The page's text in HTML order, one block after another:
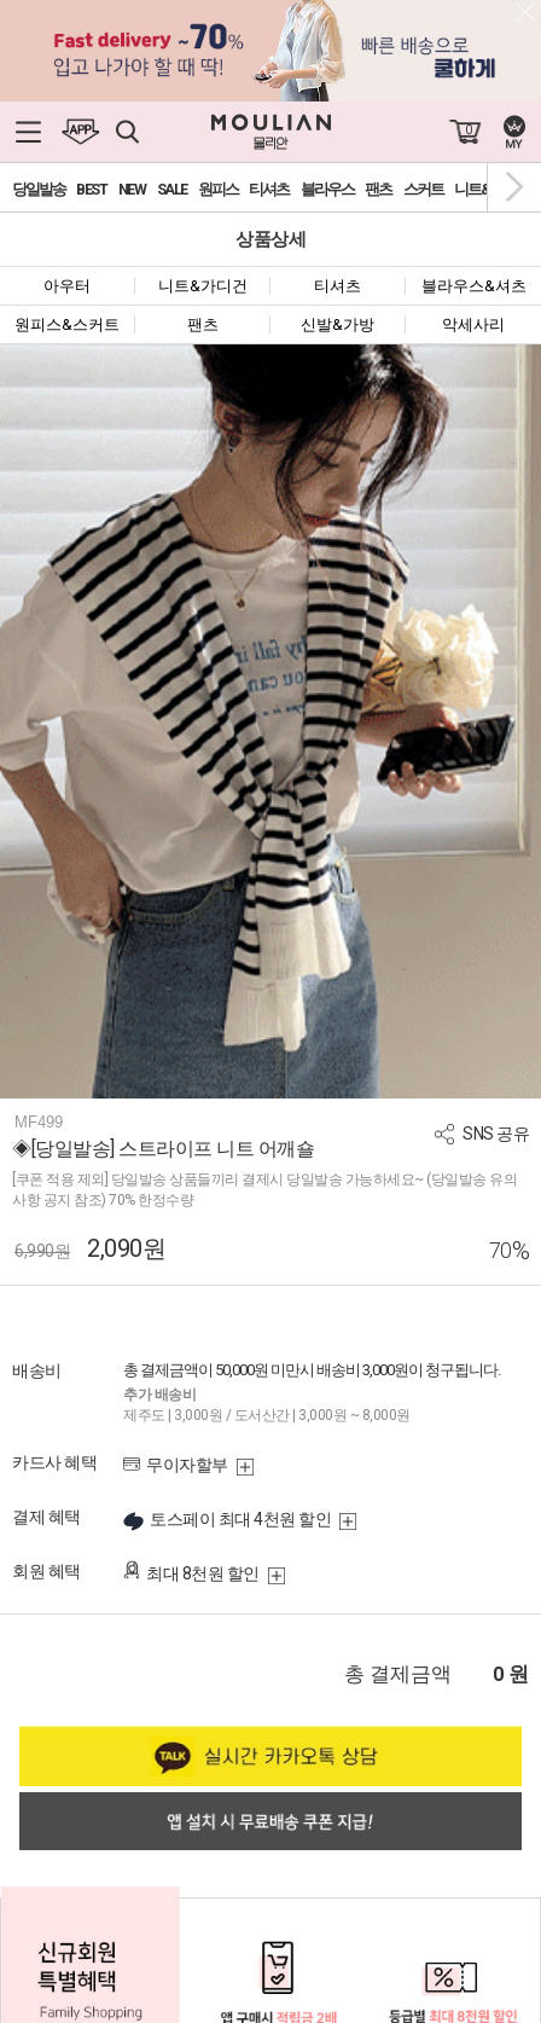
0
당일발송 BEST NEW SALE 원피스 티셔츠 블라우스 팬츠 스커트 니트&가디건
상품상세
아우터 니트&가디건 티셔츠 블라우스&셔츠
원피스&스커트 팬츠 신발&가방 악세사리
SNS 공유
MF499
◈[당일발송] 스트라이프 니트 어깨숄
[쿠폰 적용 제외] 당일발송 상품들끼리 결제시 당일발송 가능하세요~ (당일발송 유의
사항 공지 참조) 70% 한정수량
6,990원 2,090원 70%
배송비 총 결제금액이 50,000원 미만시 배송비 3,000원이 청구됩니다.
추가 배송비
제주도 | 3,000원 / 도서산간 | 3,000원 ~ 8,000원
카드사 혜택 무이자할부
결제 혜택 토스페이 최대 4천원 할인
회원 혜택 최대 8천원 할인
총 결제금액 0 원